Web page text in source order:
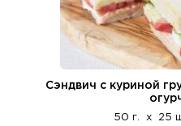
Сэндвич с куриной
50 г. x 25